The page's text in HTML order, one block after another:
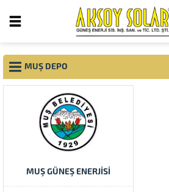
MUŞ DEPO
MUŞ GÜNEŞ ENERJISI